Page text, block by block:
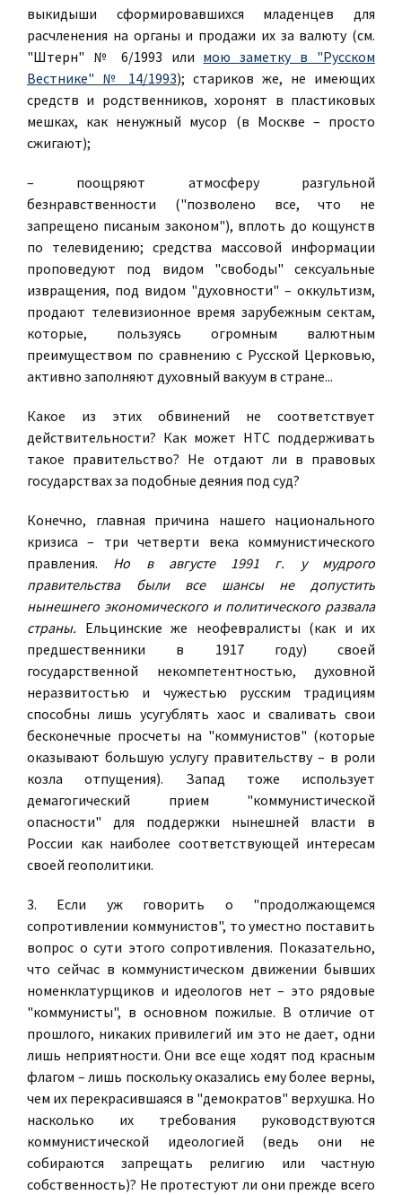
выкидыши сформировавшихся младенцев для
расчленения на органы и продажи их за валюту (см.
"Штерн" № 6/1993 или мою заметку в "Русском
Вестнике" № 14/1993); стариков же, не имеющих
средств и родственников, хоронят в пластиковых
мешках, как ненужный мусор (в Москве – просто
сжигают);
– поощряют атмосферу разгульной
безнравственности ("позволено все, что не
запрещено писаным законом"), вплоть до кощунств
по телевидению; средства массовой информации
проповедуют под видом "свободы" сексуальные
извращения, под видом "духовности" – оккультизм,
продают телевизионное время зарубежным сектам,
которые, пользуясь огромным валютным
преимуществом по сравнению с Русской Церковью,
активно заполняют духовный вакуум в стране...
Какое из этих обвинений не соответствует
действительности? Как может НТС поддерживать
такое правительство? Не отдают ли в правовых
государствах за подобные деяния под суд?
Конечно, главная причина нашего национального
кризиса – три четверти века коммунистического
правления. Но в августе 1991 г. у мудрого
правительства были все шансы не допустить
нынешнего экономического и политического развала
страны. Ельцинские же неофевралисты (как и их
предшественники в 1917 году) своей
государственной некомпетентностью, духовной
неразвитостью и чужестью русским традициям
способны лишь усугублять хаос и сваливать свои
бесконечные просчеты на "коммунистов" (которые
оказывают большую услугу правительству – в роли
козла отпущения). Запад тоже использует
демагогический прием "коммунистической
опасности" для поддержки нынешней власти в
России как наиболее соответствующей интересам
своей геополитики.
3. Если уж говорить о "продолжающемся
сопротивлении коммунистов", то уместно поставить
вопрос о сути этого сопротивления. Показательно,
что сейчас в коммунистическом движении бывших
номенклатурщиков и идеологов нет – это рядовые
"коммунисты", в основном пожилые. В отличие от
прошлого, никаких привилегий им это не дает, одни
лишь неприятности. Они все еще ходят под красным
флагом – лишь поскольку оказались ему более верны,
чем их перекрасившаяся в "демократов" верхушка. Но
насколько их требования руководствуются
коммунистической идеологией (ведь они не
собираются запрещать религию или частную
собственность)? Не протестуют ли они прежде всего